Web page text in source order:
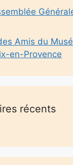
Amis du
en-Provence
récents